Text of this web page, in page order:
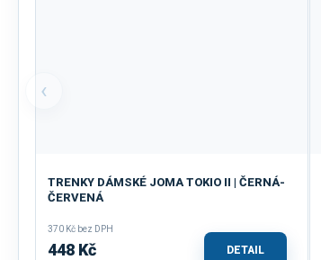
‹
TRENKY DÁMSKÉ JOMA TOKIO II | ČERNÁ-
ČERVENÁ
370 Kč bez DPH
448 Kč DETAIL